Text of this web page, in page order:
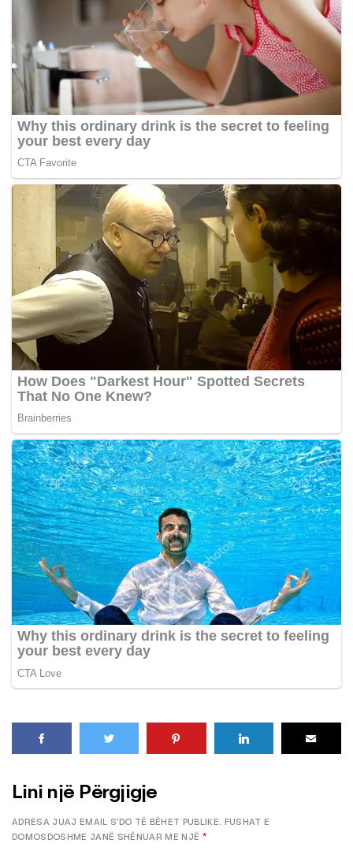
Lini një Përgjigje
ADRESA JUAJ EMAIL S’DO TË BËHET PUBLIKE. FUSHAT E
DOMOSDOSHME JANË SHËNUAR ME NJË *